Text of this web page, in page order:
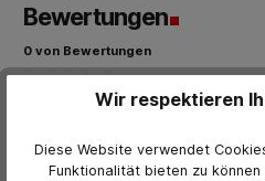
Bewertungen
0 von Bewertungen
Durchschnittliche Bewertung von
Bewerten Sie dieses
Wir respektieren
Diese Website verwendet
Funktionalität bieten zu